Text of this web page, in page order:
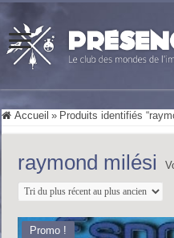
Accueil » Produits identifiés
raymond milési
Promo !